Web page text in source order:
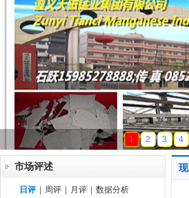
天磁锰业
1 2 3 4
市场评述
日评 周评 月评 数据分析